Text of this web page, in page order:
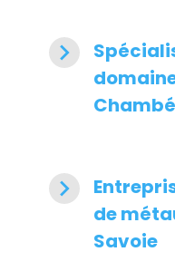
navigate_next
navigate_next
de
Savoie